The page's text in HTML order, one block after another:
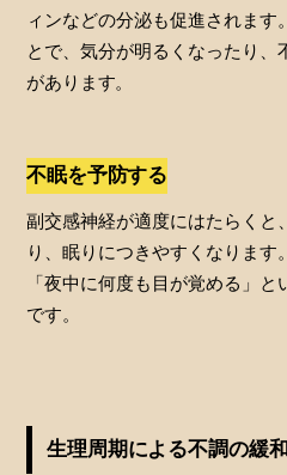
ィンなどの分泌も促進されます
とで、気分が明るくなったり、
があります。
不眠を予防する
副交感神経が適度にはたらくと
り、眠りにつきやすくなります
「夜中に何度も目が覚める」
です。
生理周期による不調の緩和